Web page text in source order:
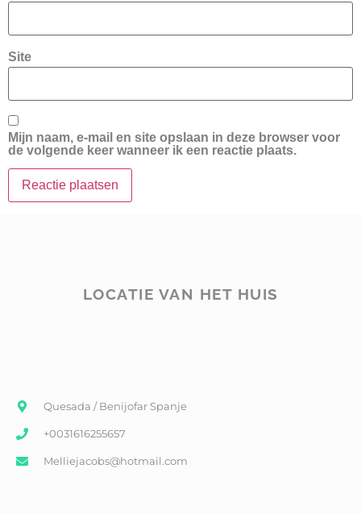
Site
Mijn naam, e-mail en site opslaan in deze browser voor
de volgende keer wanneer ik een reactie plaats.
LOCATIE VAN HET HUIS
Quesada / Benijofar Spanje
+0031616255657
Melliejacobs@hotmail.com